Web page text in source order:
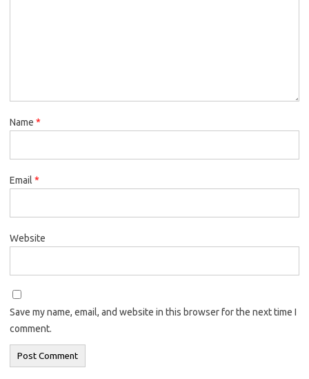
Name *
Email *
Website
Save my name, email, and website in this browser for the next time I
comment.